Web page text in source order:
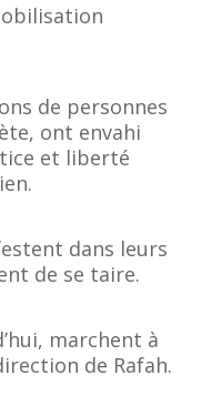
de personnes
ont envahi
et liberté
dans leurs
de se taire.
marchent à
de Rafah.